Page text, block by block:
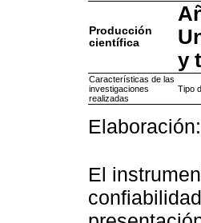
Producción
científica
y
Características de las
investigaciones
realizadas
Tipo
El